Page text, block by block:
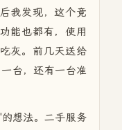
我发现，这个竞
能也都有，使用
灰。前几天送给
一台，还有一台准
想法。二手服务